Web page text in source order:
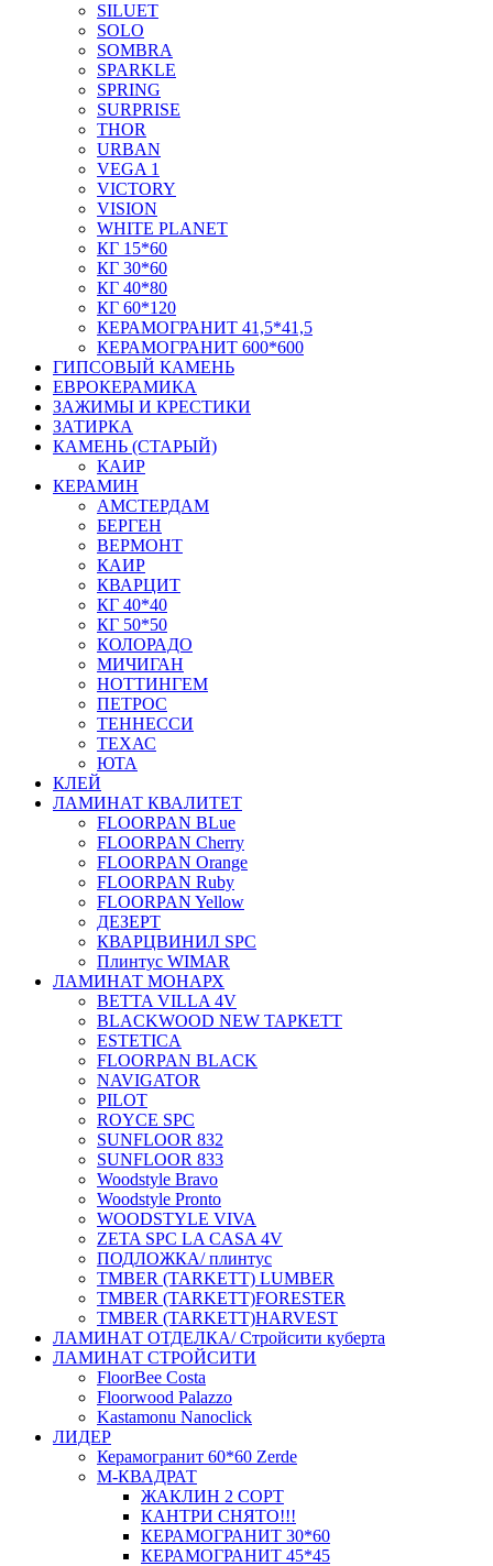
SILUET
SOLO
SOMBRA
SPARKLE
SPRING
SURPRISE
THOR
URBAN
VEGA 1
VICTORY
VISION
WHITE PLANET
КГ 15*60
КГ 30*60
КГ 40*80
КГ 60*120
КЕРАМОГРАНИТ 41,5*41,5
КЕРАМОГРАНИТ 600*600
ГИПСОВЫЙ КАМЕНЬ
ЕВРОКЕРАМИКА
ЗАЖИМЫ И КРЕСТИКИ
ЗАТИРКА
КАМЕНЬ (СТАРЫЙ)
КАИР
КЕРАМИН
АМСТЕРДАМ
БЕРГЕН
ВЕРМОНТ
КАИР
КВАРЦИТ
КГ 40*40
КГ 50*50
КОЛОРАДО
МИЧИГАН
НОТТИНГЕМ
ПЕТРОС
ТЕННЕССИ
ТЕХАС
ЮТА
КЛЕЙ
ЛАМИНАТ КВАЛИТЕТ
FLOORPAN BLue
FLOORPAN Cherry
FLOORPAN Orange
FLOORPAN Ruby
FLOORPAN Yellow
ДЕЗЕРТ
КВАРЦВИНИЛ SPC
Плинтус WIMAR
ЛАМИНАТ МОНАРХ
BETTA VILLA 4V
BLACKWOOD NEW ТАРКЕТТ
ESTETICA
FLOORPAN BLACK
NAVIGATOR
PILOT
ROYCE SPC
SUNFLOOR 832
SUNFLOOR 833
Woodstyle Bravo
Woodstyle Pronto
WOODSTYLE VIVA
ZETA SPC LA CASA 4V
ПОДЛОЖКА/ плинтус
ТMBER (TARKETT) LUMBER
ТMBER (TARKETT)FORESTER
ТMBER (TARKETT)HARVEST
ЛАМИНАТ ОТДЕЛКА/ Стройсити куберта
ЛАМИНАТ СТРОЙСИТИ
FloorBee Costa
Floorwood Palazzo
Kastamonu Nanoclick
ЛИДЕР
Керамогранит 60*60 Zerde
М-КВАДРАТ
ЖАКЛИН 2 СОРТ
КАНТРИ СНЯТО!!!
КЕРАМОГРАНИТ 30*60
КЕРАМОГРАНИТ 45*45